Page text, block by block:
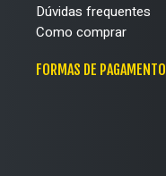
Dúvidas frequentes
Como comprar
FORMAS DE PAGAMENTO